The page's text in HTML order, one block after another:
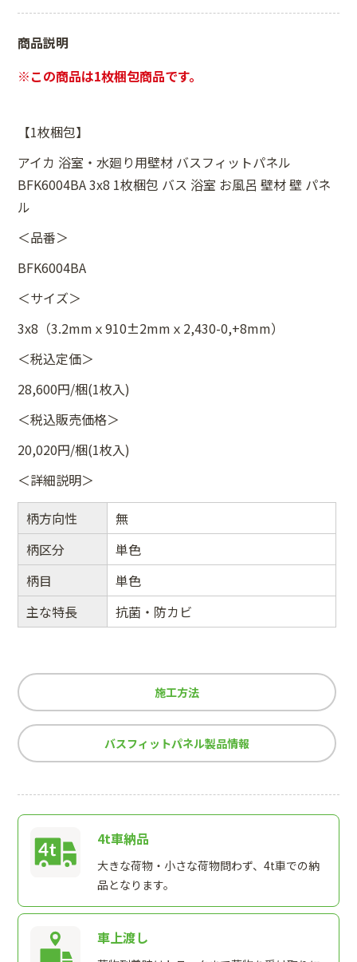
商品説明
※この商品は1枚梱包商品です。
【1枚梱包】
アイカ 浴室・水廻り用壁材 バスフィットパネル
BFK6004BA 3x8 1枚梱包 バス 浴室 お風呂 壁材 壁 パネ
ル
＜品番＞
BFK6004BA
＜サイズ＞
3x8（3.2mmｘ910±2mmｘ2,430-0,+8mm）
＜税込定価＞
28,600円/梱(1枚入)
＜税込販売価格＞
20,020円/梱(1枚入)
＜詳細説明＞
柄方向性
無
柄区分
単色
柄目
単色
主な特長
抗菌・防カビ
施工方法
バスフィットパネル製品情報
4t車納品
大きな荷物・小さな荷物問わず、4t車での納
品となります。
車上渡し